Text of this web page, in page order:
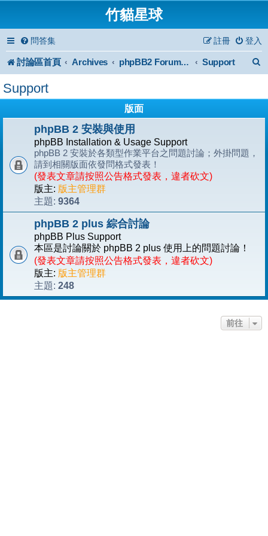
竹貓星球
問答集 登入
註冊
討論區首頁 Archives phpBB2 Forum Archive Support
Support
版面
phpBB 2 安裝與使用
phpBB Installation & Usage Support
phpBB 2 安裝於各類型作業平台之問題討論；外掛問題，
請到相關版面依發問格式發表！
(發表文章請按照公告格式發表，違者砍文)
版主: 版主管理群
主題: 9364
phpBB 2 plus 綜合討論
phpBB Plus Support
本區是討論關於 phpBB 2 plus 使用上的問題討論！
(發表文章請按照公告格式發表，違者砍文)
版主: 版主管理群
主題: 248
前往